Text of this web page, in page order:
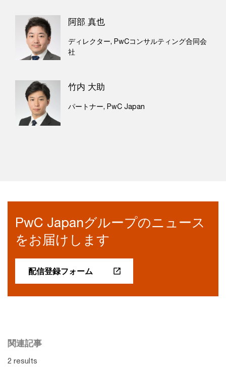
阿部 真也
ディレクター, PwCコンサルティング合同会
社
竹内 大助
パートナー, PwC Japan
PwC Japanグループのニュース
をお届けします
配信登録フォーム
関連記事
2 results